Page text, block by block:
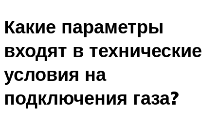
Какие параметры
входят в технические
условия на
подключения газа?